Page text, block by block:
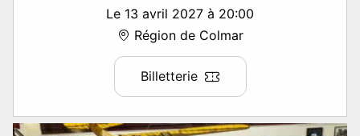
Le 13 avril 2027 à 20:00
Région de Colmar
Billetterie